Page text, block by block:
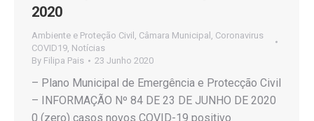
2020
Ambiente e Proteção Civil Câmara Municipal Coronavirus
COVID19 Notícias
By Filipa Pais 23 Junho 2020
– Plano Municipal de Emergência e Protecção Civil
– INFORMAÇÃO Nº 84 DE 23 DE JUNHO DE 2020
0 (zero) casos novos COVID-19 positivo